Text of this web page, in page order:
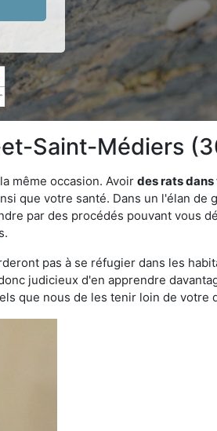
Saint-Médiers
même occasion. Avoir des rats
que votre santé. Dans un l'élan de
par des procédés pouvant vous
pas à se réfugier dans les
judicieux d'en apprendre
que nous de les tenir loin de votre